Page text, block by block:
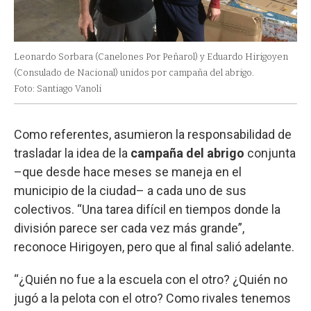
Leonardo Sorbara (Canelones Por Peñarol) y Eduardo Hirigoyen
(Consulado de Nacional) unidos por campaña del abrigo.
Foto: Santiago Vanoli
Como referentes, asumieron la responsabilidad de
trasladar la idea de la campaña del abrigo conjunta
–que desde hace meses se maneja en el
municipio de la ciudad– a cada uno de sus
colectivos. “Una tarea difícil en tiempos donde la
división parece ser cada vez más grande”,
reconoce Hirigoyen, pero que al final salió adelante.
“¿Quién no fue a la escuela con el otro? ¿Quién no
jugó a la pelota con el otro? Como rivales tenemos